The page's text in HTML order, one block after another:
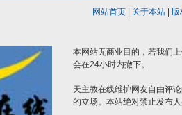
网站首页| 关于本站| 版
本网站无商业目的，若我们
会在24小时内撤下。
天主教在线维护网友自由评
的立场。本站绝对禁止发布